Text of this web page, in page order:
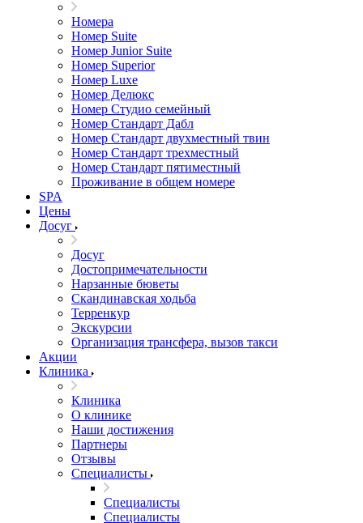
Номера
Номер Suite
Номер Junior Suite
Номер Superior
Номер Luxe
Номер Делюкс
Номер Студио семейный
Номер Стандарт Дабл
Номер Стандарт двухместный твин
Номер Стандарт трехместный
Номер Стандарт пятиместный
Проживание в общем номере
SPA
Цены
Досуг
Досуг
Достопримечательности
Нарзанные бюветы
Скандинавская ходьба
Терренкур
Экскурсии
Организация трансфера, вызов такси
Акции
Клиника
Клиника
О клинике
Наши достижения
Партнеры
Отзывы
Специалисты
Специалисты
Специалисты